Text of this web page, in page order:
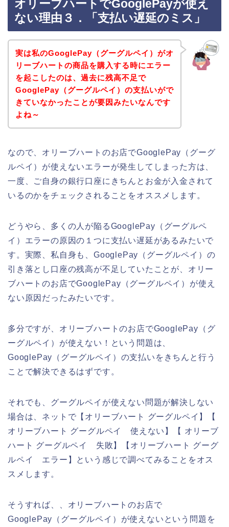
オリーブハートでGooglePayが使え
ない理由３．「支払い遅延のミス」
実は私のGooglePay（グーグルペイ）がオ
リーブハートの商品を購入する時にエラー
を起こしたのは、過去に残高不足で
GooglePay（グーグルペイ）の支払いがで
きていなかったことが要因みたいなんです
よね～
なので、オリーブハートのお店でGooglePay（グーグ
ルペイ）が使えないエラーが発生してしまった方は、
一度、ご自身の銀行口座にきちんとお金が入金されて
いるのかをチェックされることをオススメします。
どうやら、多くの人が陥るGooglePay（グーグルペ
イ）エラーの原因の１つに支払い遅延があるみたいで
す。実際、私自身も、GooglePay（グーグルペイ）の
引き落とし口座の残高が不足していたことが、オリー
ブハートのお店でGooglePay（グーグルペイ）が使え
ない原因だったみたいです。
多分ですが、オリーブハートのお店でGooglePay（グ
ーグルペイ）が使えない！という問題は、
GooglePay（グーグルペイ）の支払いをきちんと行う
ことで解決できるはずです。
それでも、グーグルペイが使えない問題が解決しない
場合は、ネットで【オリーブハート グーグルペイ】【
オリーブハート グーグルペイ 使えない】【 オリーブ
ハート グーグルペイ 失敗】【オリーブハート グーグ
ルペイ エラー】という感じで調べてみることをオス
スメします。
そうすれば、、オリーブハートのお店で
GooglePay（グーグルペイ）が使えないという問題を